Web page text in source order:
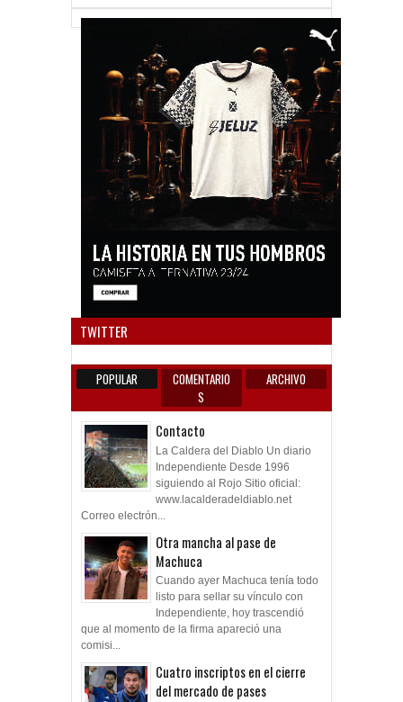
TWITTER
POPULAR
COMENTARIO
S
ARCHIVO
Contacto
La Caldera del Diablo Un diario
Independiente Desde 1996
siguiendo al Rojo Sitio oficial:
www.lacalderadeldiablo.net
Correo electrón...
Otra mancha al pase de
Machuca
Cuando ayer Machuca tenía todo
listo para sellar su vínculo con
Independiente, hoy trascendió
que al momento de la firma apareció una
comisi...
Cuatro inscriptos en el cierre
del mercado de pases